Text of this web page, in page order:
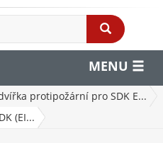
MENU
protipožární pro SDK E...
(EI...